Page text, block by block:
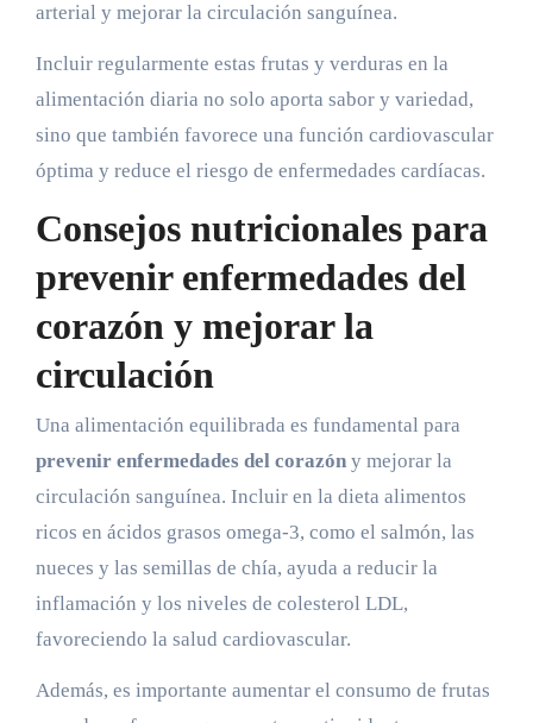
arterial y mejorar la circulación sanguínea.
Incluir regularmente estas frutas y verduras en la
alimentación diaria no solo aporta sabor y variedad,
sino que también favorece una función cardiovascular
óptima y reduce el riesgo de enfermedades cardíacas.
Consejos nutricionales para
prevenir enfermedades del
corazón y mejorar la
circulación
Una alimentación equilibrada es fundamental para
prevenir enfermedades del corazóny mejorar la
circulación sanguínea. Incluir en la dieta alimentos
ricos en ácidos grasos omega-3, como el salmón, las
nueces y las semillas de chía, ayuda a reducir la
inflamación y los niveles de colesterol LDL,
favoreciendo la salud cardiovascular.
Además, es importante aumentar el consumo de frutas